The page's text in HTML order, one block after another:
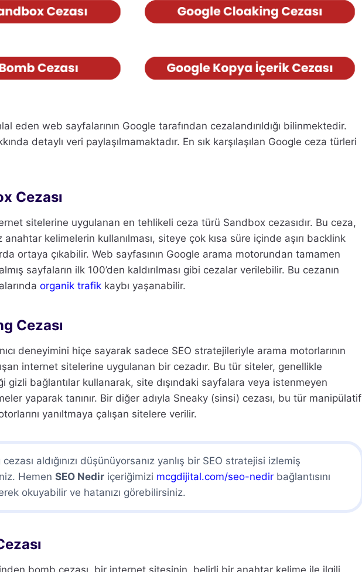
eden web sayfalarının Google tarafından cezalandırıldığı bilinmektedir.
detaylı veri paylaşılmamaktadır. En sık karşılaşılan Google ceza türleri
Cezası
sitelerine uygulanan en tehlikeli ceza türü Sandbox cezasıdır. Bu ceza,
kelimelerin kullanılması, siteye çok kısa süre içinde aşırı backlink
ortaya çıkabilir. Web sayfasının Google arama motorundan tamamen
sayfaların ilk 100’den kaldırılması gibi cezalar verilebilir. Bu cezanın
organik trafik kaybı yaşanabilir.
Cezası
deneyimini hiçe sayarak sadece SEO stratejileriyle arama motorlarının
internet sitelerine uygulanan bir cezadır. Bu tür siteler, genellikle
gizli bağlantılar kullanarak, site dışındaki sayfalara veya istenmeyen
yaparak tanınır. Bir diğer adıyla Sneaky (sinsi) cezası, bu tür manipülatif
yanıltmaya çalışan sitelere verilir.
aldığınızı düşünüyorsanız yanlış bir SEO stratejisi izlemiş
Hemen SEO Nedir içeriğimizi mcgdijital.com/seo-nedir bağlantısını
okuyabilir ve hatanızı görebilirsiniz.